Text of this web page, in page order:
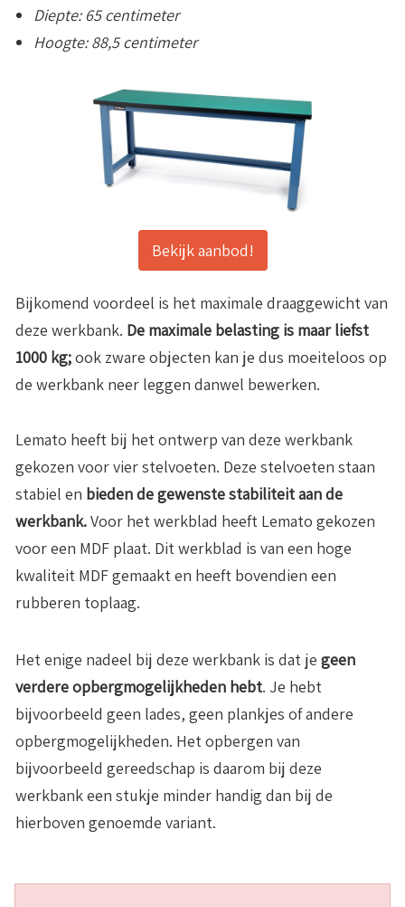
Diepte: 65 centimeter
Hoogte: 88,5 centimeter
Bekijk aanbod!
Bijkomend voordeel is het maximale draaggewicht van
deze werkbank. De maximale belasting is maar liefst
1000 kg;ook zware objecten kan je dus moeiteloos op
de werkbank neer leggen danwel bewerken.
Lemato heeft bij het ontwerp van deze werkbank
gekozen voor vier stelvoeten. Deze stelvoeten staan
stabiel en bieden de gewenste stabiliteit aan de
werkbank.Voor het werkblad heeft Lemato gekozen
voor een MDF plaat. Dit werkblad is van een hoge
kwaliteit MDF gemaakt en heeft bovendien een
rubberen toplaag.
Het enige nadeel bij deze werkbank is dat je geen
verdere opbergmogelijkheden hebt. Je hebt
bijvoorbeeld geen lades, geen plankjes of andere
opbergmogelijkheden. Het opbergen van
bijvoorbeeld gereedschap is daarom bij deze
werkbank een stukje minder handig dan bij de
hierboven genoemde variant.